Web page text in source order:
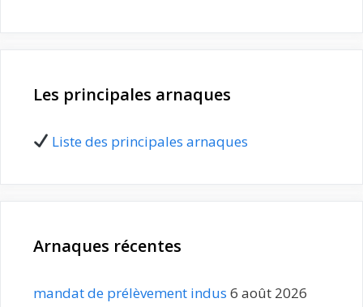
Les principales arnaques
Liste des principales arnaques
Arnaques récentes
mandat de prélèvement indus 6 août 2026